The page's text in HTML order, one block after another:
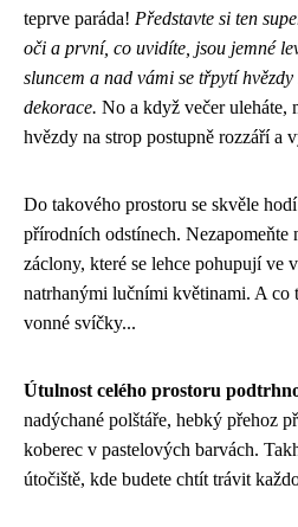
teprve paráda! Představte si ten
oči a první, co uvidíte, jsou jemné
sluncem a nad vámi se třpytí
dekorace. No a když večer uleháte,
hvězdy na strop postupně rozzáří a
Do takového prostoru se skvěle
přírodních odstínech. Nezapomeňte
záclony, které se lehce pohupují ve
natrhanými lučními květinami. A co
vonné svíčky...
Útulnost celého prostoru
nadýchané polštáře, hebký přehoz
koberec v pastelových barvách.
útočiště, kde budete chtít trávit